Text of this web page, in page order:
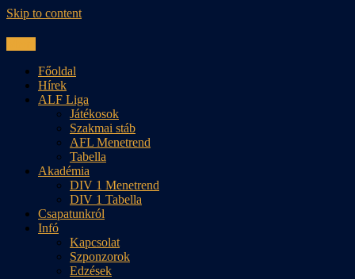
Skip to content
Főoldal
Hírek
ALF Liga
Játékosok
Szakmai stáb
AFL Menetrend
Tabella
Akadémia
DIV 1 Menetrend
DIV 1 Tabella
Csapatunkról
Infó
Kapcsolat
Szponzorok
Edzések